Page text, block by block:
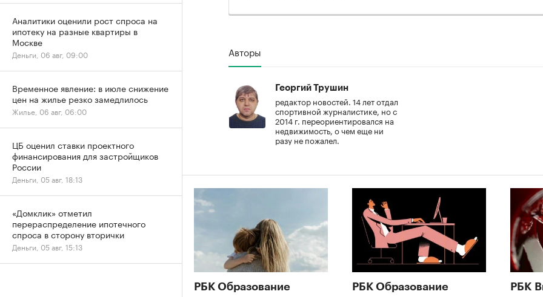
Авторы
Георгий Трушин
редактор новостей. 14 лет отдал
спортивной журналистике, но с
2014 г. переориентировался на
недвижимость, о чем еще ни
разу не пожалел.
РБК Образование РБК Образование РБК
Аналитики оценили рост спроса на
ипотеку на разные квартиры в
Москве
Деньги, 06 авг, 09:00
Временное явление: в июле снижение
цен на жилье резко замедлилось
Жилье, 06 авг, 06:00
ЦБ оценил ставки проектного
финансирования для застройщиков
России
Деньги, 05 авг, 18:13
«Домклик» отметил
перераспределение ипотечного
спроса в сторону вторички
Деньги, 05 авг, 15:13